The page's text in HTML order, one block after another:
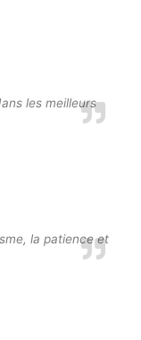
les meilleurs
la patience et